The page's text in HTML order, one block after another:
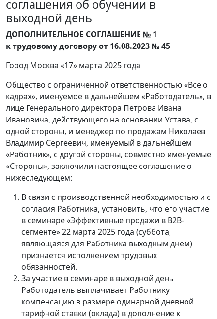
соглашения об обучении в
выходной день
ДОПОЛНИТЕЛЬНОЕ СОГЛАШЕНИЕ № 1
к трудовому договору от 16.08.2023 № 45
Город Москва «17» марта 2025 года
Общество с ограниченной ответственностью «Все о
кадрах», именуемое в дальнейшем «Работодатель», в
лице Генерального директора Петрова Ивана
Ивановича, действующего на основании Устава, с
одной стороны, и менеджер по продажам Николаев
Владимир Сергеевич, именуемый в дальнейшем
«Работник», с другой стороны, совместно именуемые
«Стороны», заключили настоящее соглашение о
нижеследующем:
В связи с производственной необходимостью и с
согласия Работника, установить, что его участие
в семинаре «Эффективные продажи в B2B-
сегменте» 22 марта 2025 года (суббота,
являющаяся для Работника выходным днем)
признается исполнением трудовых
обязанностей.
За участие в семинаре в выходной день
Работодатель выплачивает Работнику
компенсацию в размере одинарной дневной
тарифной ставки (оклада) в дополнение к